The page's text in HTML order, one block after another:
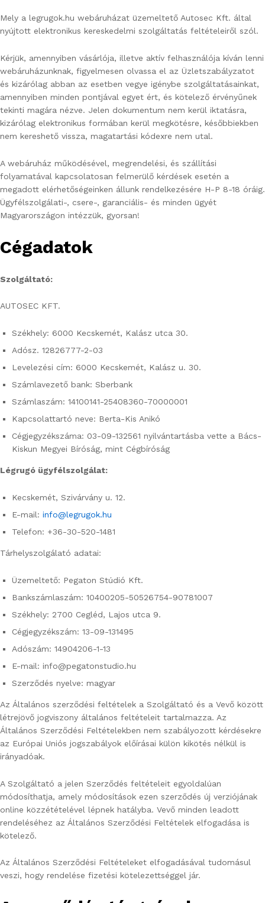
Mely a legrugok.hu webáruházat üzemeltető Autosec Kft. által
nyújtott elektronikus kereskedelmi szolgáltatás feltételeiről szól.
Kérjük, amennyiben vásárlója, illetve aktív felhasználója kíván lenni
webáruházunknak, figyelmesen olvassa el az Üzletszabályzatot
és kizárólag abban az esetben vegye igénybe szolgáltatásainkat,
amennyiben minden pontjával egyet ért, és kötelező érvényűnek
tekinti magára nézve. Jelen dokumentum nem kerül iktatásra,
kizárólag elektronikus formában kerül megkötésre, későbbiekben
nem kereshető vissza, magatartási kódexre nem utal.
A webáruház működésével, megrendelési, és szállítási
folyamatával kapcsolatosan felmerülő kérdések esetén a
megadott elérhetőségeinken állunk rendelkezésére H-P 8-18 óráig.
Ügyfélszolgálati-, csere-, garanciális- és minden ügyét
Magyarországon intézzük, gyorsan!
Cégadatok
Szolgáltató:
AUTOSEC KFT.
Székhely: 6000 Kecskemét, Kalász utca 30.
Adósz. 12826777-2-03
Levelezési cím: 6000 Kecskemét, Kalász u. 30.
Számlavezető bank: Sberbank
Számlaszám: 14100141-25408360-70000001
Kapcsolattartó neve: Berta-Kis Anikó
Cégjegyzékszáma: 03-09-132561 nyilvántartásba vette a Bács-
Kiskun Megyei Bíróság, mint Cégbíróság
Légrugó ügyfélszolgálat:
Kecskemét, Szivárvány u. 12.
E-mail: info@legrugok.hu
Telefon: +36-30-520-1481
Tárhelyszolgálató adatai:
Üzemeltető: Pegaton Stúdió Kft.
Bankszámlaszám: 10400205-50526754-90781007
Székhely: 2700 Cegléd, Lajos utca 9.
Cégjegyzékszám: 13-09-131495
Adószám: 14904206-1-13
E-mail: info@pegatonstudio.hu
Szerződés nyelve: magyar
Az Általános szerződési feltételek a Szolgáltató és a Vevő között
létrejövő jogviszony általános feltételeit tartalmazza. Az
Általános Szerződési Feltételekben nem szabályozott kérdésekre
az Európai Uniós jogszabályok előírásai külön kikötés nélkül is
irányadóak.
A Szolgáltató a jelen Szerződés feltételeit egyoldalúan
módosíthatja, amely módosítások ezen szerződés új verziójának
online közzétételével lépnek hatályba. Vevő minden leadott
rendeléséhez az Általános Szerződési Feltételek elfogadása is
kötelező.
Az Általános Szerződési Feltételeket elfogadásával tudomásul
veszi, hogy rendelése fizetési kötelezettséggel jár.